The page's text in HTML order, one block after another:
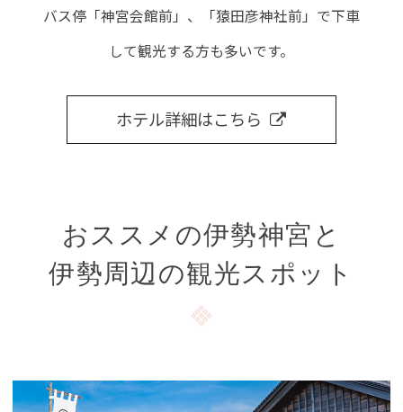
バス停「神宮会館前」、「猿田彦神社前」で下車
して観光する方も多いです。
ホテル詳細はこちら
おススメの伊勢神宮と
伊勢周辺の観光スポット